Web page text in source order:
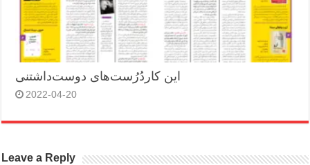
این کاردُرُست‌های دوست‌داشتنی
2022-04-20
Leave a Reply